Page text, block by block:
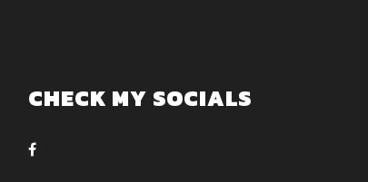
CHECK MY SOCIALS